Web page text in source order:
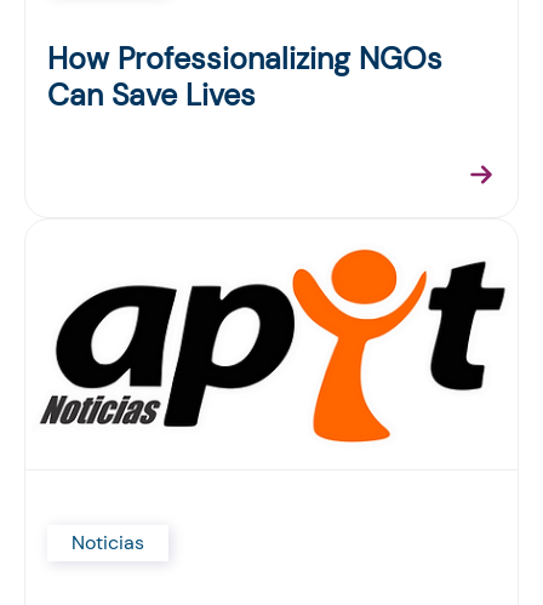
How Professionalizing NGOs
Can Save Lives
Noticias